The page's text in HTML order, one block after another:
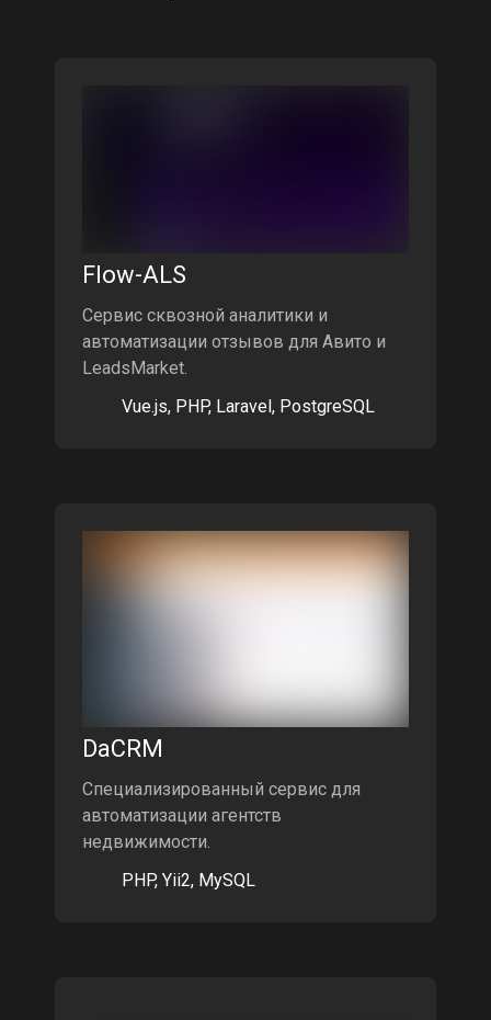
Flow-ALS
Сервис сквозной аналитики и
автоматизации отзывов для Авито и
LeadsMarket.
Vue.js, PHP, Laravel, PostgreSQL
DaCRM
Специализированный сервис для
автоматизации агентств
недвижимости.
PHP, Yii2, MySQL